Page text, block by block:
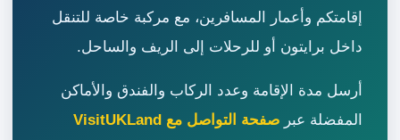
إقامتكم وأعمار المسافرين، مع مركبة خاصة للتنقل
داخل برايتون أو للرحلات إلى الريف والساحل.
أرسل مدة الإقامة وعدد الركاب والفندق والأماكن
المفضلة عبر صفحة التواصل مع VisitUKLand